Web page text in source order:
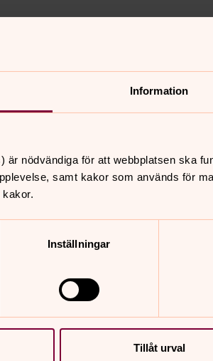
Information
är nödvändiga för att webbplatsen ska
samt kakor som används för
Inställningar
Tillåt urval